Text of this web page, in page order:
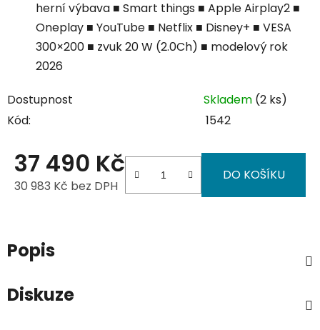
herní výbava ■ Smart things ■ Apple Airplay2 ■
Oneplay ■ YouTube ■ Netflix ■ Disney+ ■ VESA
300×200 ■ zvuk 20 W (2.0Ch) ■ modelový rok
2026
Dostupnost Skladem (2 ks)
Kód:
1542
37 490 Kč
30 983 Kč bez DPH
DO KOŠÍKU
Popis
Diskuze